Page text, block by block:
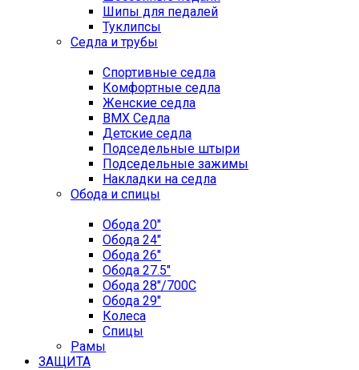
Шипы для педалей
Туклипсы
Седла и трубы
Спортивные седла
Комфортные седла
Женские седла
BMX Седла
Детские седла
Подседельные штыри
Подседельные зажимы
Накладки на седла
Обода и спицы
Обода 20"
Обода 24"
Обода 26"
Обода 27.5"
Обода 28"/700C
Обода 29"
Колеса
Спицы
Рамы
ЗАЩИТА